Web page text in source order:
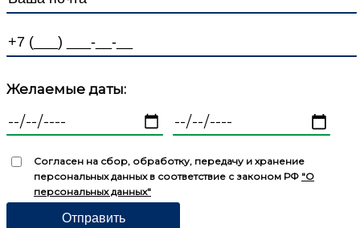
Желаемые даты:
Согласен на сбор, обработку, передачу и хранение
персональных данных в соответствие с законом РФ "О
персональных данных"